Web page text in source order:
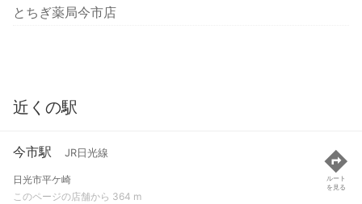
とちぎ薬局今市店
近くの駅
今市駅 JR日光線
日光市平ケ崎
このページの店舗から 364 m
ルート
を見る